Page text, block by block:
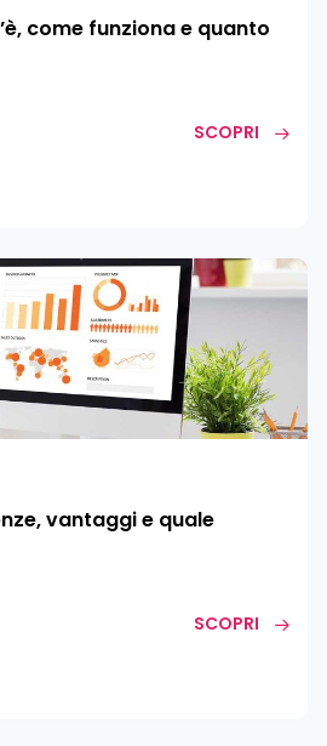
come funziona e quanto
SCOPRI
vantaggi e quale
SCOPRI